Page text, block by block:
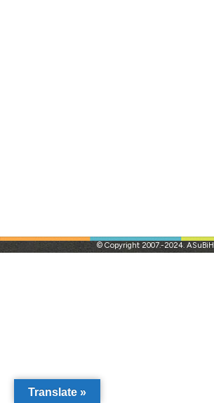
© Copyright 2007.-2024. ASuBiH |
Translate »